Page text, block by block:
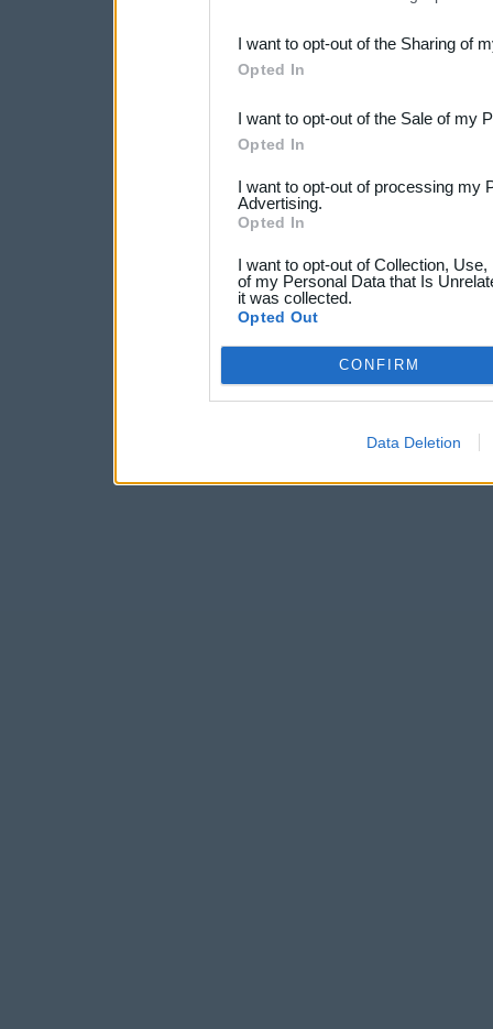
Downstream Participants
third parties.
I want to opt-out of the Sharing of
Opted In
I want to opt-out of the Sale of my
Opted In
I want to opt-out of processing my
Advertising.
Opted In
I want to opt-out of Collection,
of my Personal Data that Is
it was collected.
Opted Out
CONFIRM
Data Deletion